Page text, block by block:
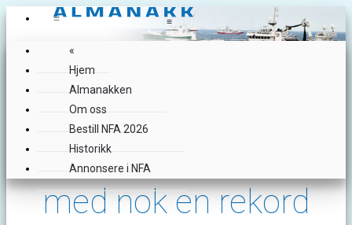
≡ ≡
«
Hjem
Almanakken
Om oss
Bestill NFA 2026
Historikk
Annonsere i NFA
Opprenskingstokt
med nok en rekord